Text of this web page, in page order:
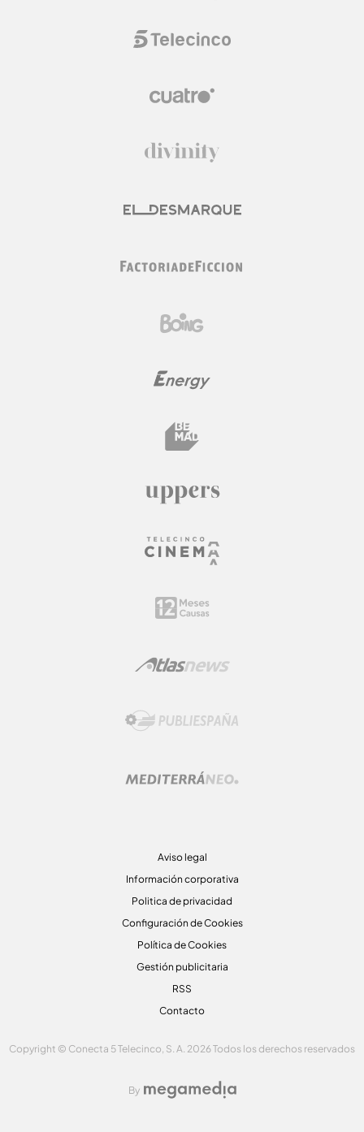
Aviso legal
Información corporativa
Politica de privacidad
Configuración de Cookies
Política de Cookies
Gestión publicitaria
RSS
Contacto
Copyright © Conecta 5 Telecinco, S. A. 2026 Todos los derechos reservados
By